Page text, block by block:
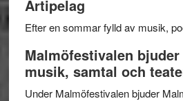
Artipelag
Efter en sommar fylld av musik,
Malmöfestivalen
musik, samtal och
Under Malmöfestivalen bjuder